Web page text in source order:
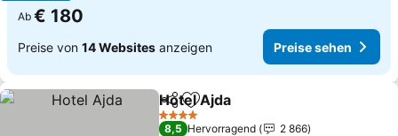
Ab € 180
Preise von 14 Websites anzeigen Preise sehen
TeilenZu Favoriten hinzufügen
Hotel Ajda
4 Sterne
8,5 Hervorragend
2 866